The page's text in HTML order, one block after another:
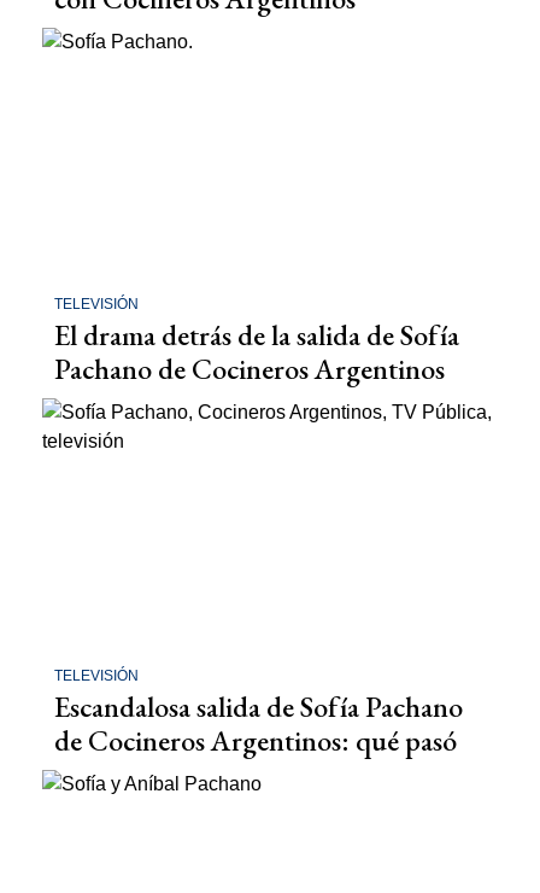
TELEVISIÓN
El drama detrás de la salida de Sofía
Pachano de Cocineros Argentinos
TELEVISIÓN
Escandalosa salida de Sofía Pachano
de Cocineros Argentinos: qué pasó